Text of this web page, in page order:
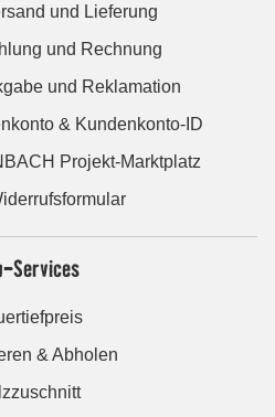
und Lieferung
und Rechnung
und Reklamation
& Kundenkonto-ID
Projekt-Marktplatz
Services
& Abholen